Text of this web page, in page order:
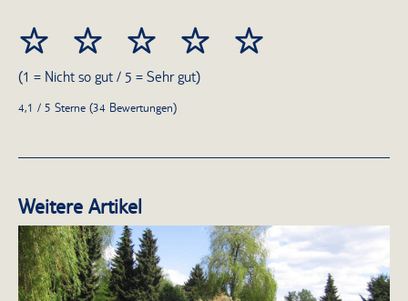
(1 = Nicht so gut / 5 = Sehr gut)
4,1 / 5 Sterne (34 Bewertungen)
Weitere Artikel